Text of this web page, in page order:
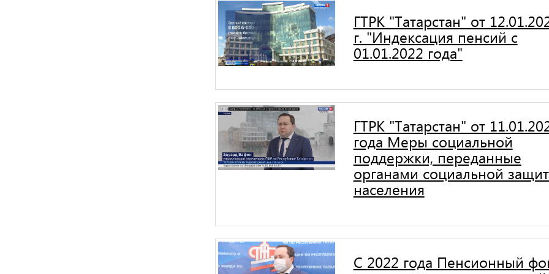
ГТРК "Татарстан" от
г. "Индексация пенсий с
01.01.2022 года"
ГТРК "Татарстан" от
года Меры социальной
поддержки, переданные
органами социальной
населения
С 2022 года Пенсионный